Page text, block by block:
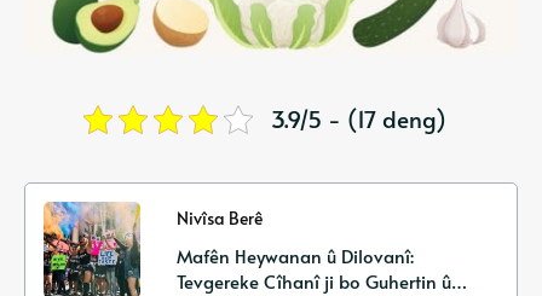
3.9/5 - (17 deng)
Nivîsa Berê
Mafên Heywanan û Dilovanî:
Tevgereke Cîhanî ji bo Guhertin û